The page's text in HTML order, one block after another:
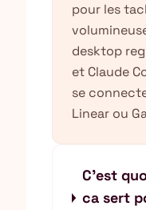
pour les
desktop
et Claude
se
Linear ou
C'est
ca sert